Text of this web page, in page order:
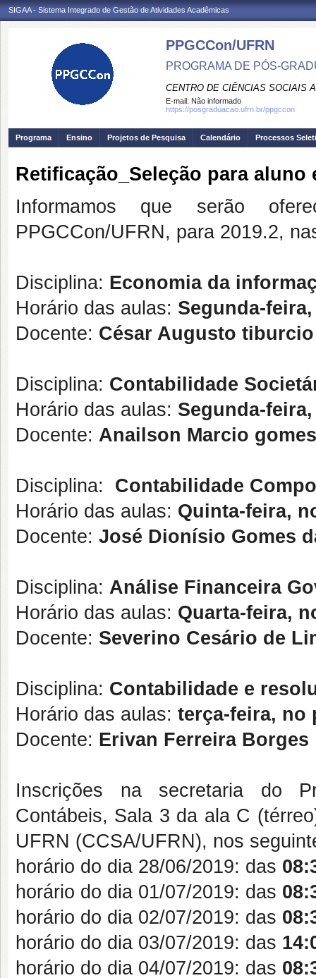
SIGAA - Sistema Integrado de Gestão de Atividades Acadêmicas
PPGCCon/UFRN
PROGRAMA DE PÓS-
CENTRO DE CIÊNCIAS SOCIAIS
E-mail: Não informado
https://posgraduacao.ufrn.br/ppgccon
Programa Ensino Projetos de Pesquisa Calendário Processos
Retificação_Seleção para aluno
Informamos que serão
PPGCCon/UFRN, para 2019.2,
Disciplina: Economia da
Horário das aulas: Segunda-
Docente: César Augusto
Disciplina: Contabilidade
Horário das aulas: Segunda-
Docente: Anailson Marcio gomes
Disciplina:
Contabilidade
Horário das aulas: Quinta-feira,
Docente: José Dionísio Gomes
Disciplina: Análise Financeira
Horário das aulas: Quarta-feira,
Docente: Severino Cesário de
Disciplina: Contabilidade e
Horário das aulas: terça-feira, no
Docente: Erivan Ferreira Borges
Inscrições na secretaria do
Contábeis, Sala 3 da ala C
UFRN (CCSA/UFRN), nos
horário do dia 28/06/2019: das
horário do dia 01/07/2019: das
horário do dia 02/07/2019: das
horário do dia 03/07/2019: das
horário do dia 04/07/2019: das